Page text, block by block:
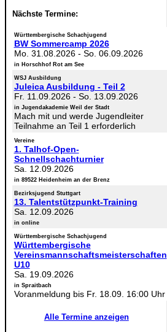
Nächste Termine:
Württembergische Schachjugend
BW Sommercamp 2026
Mo. 31.08.2026- So. 06.09.2026
in Horschhof Rot am See
WSJ Ausbildung
Juleica Ausbildung - Teil 2
Fr. 11.09.2026- So. 13.09.2026
in Jugendakademie Weil der Stadt
Mach mit und werde Jugendleiter
Teilnahme an Teil 1 erforderlich
Vereine
1. Talhof-Open-
Schnellschachturnier
Sa. 12.09.2026
in 89522 Heidenheim an der Brenz
Bezirksjugend Stuttgart
13. Talentstützpunkt-Training
Sa. 12.09.2026
in online
Württembergische Schachjugend
Württembergische
Vereinsmannschaftsmeisterschaften
U10
Sa. 19.09.2026
in Spraitbach
Voranmeldung bis Fr. 18.09. 16:00 Uhr
Alle Termine anzeigen